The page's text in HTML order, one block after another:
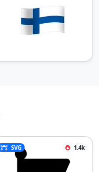
SVG 1.4k